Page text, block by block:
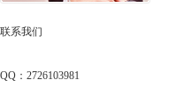
联系我们
QQ：2726103981